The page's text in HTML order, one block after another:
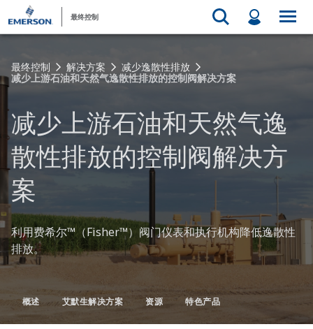
最终控制
最终控制 解决方案
减少逸散性排放
减少上游石油和天然气逸散性排放的控制阀解决方案
减少上游石油和天然气逸
散性排放的控制阀解决方
案
利用费希尔™（Fisher™）阀门仪表和执行机构降低逸散性
排放。
概述 艾默生解决方案 资源 特色产品